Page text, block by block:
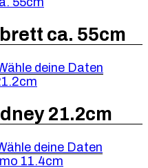
ca. 55cm
deine Daten
21.2cm
deine Daten